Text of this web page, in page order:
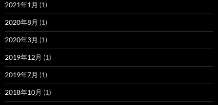
2021年1月 (1)
2020年8月 (1)
2020年3月 (1)
2019年12月 (1)
2019年7月 (1)
2018年10月 (1)